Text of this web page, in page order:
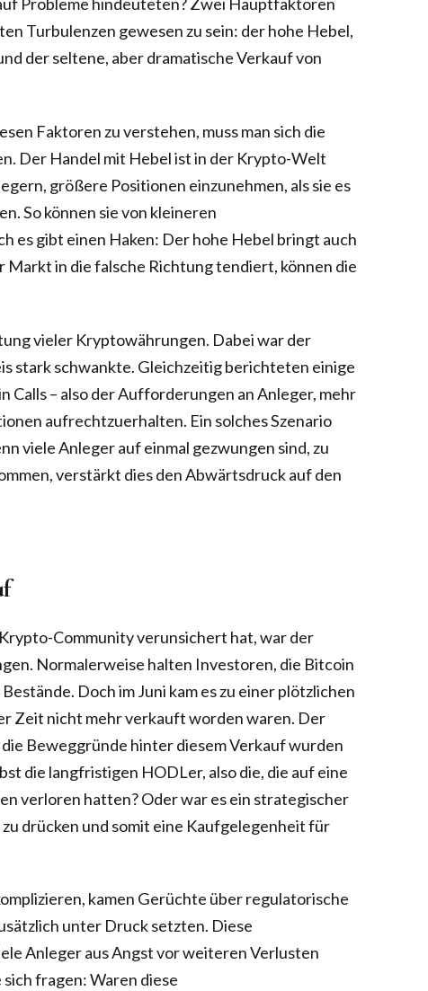
Turbulenzen gewesen zu sein: der hohe Hebel,
der seltene, aber dramatische Verkauf von
Faktoren zu verstehen, muss man sich die
Der Handel mit Hebel ist in der Krypto-Welt
größere Positionen einzunehmen, als sie es
So können sie von kleineren
es gibt einen Haken: Der hohe Hebel bringt auch
Markt in die falsche Richtung tendiert, können die
vieler Kryptowährungen. Dabei war der
stark schwankte. Gleichzeitig berichteten einige
Calls – also der Aufforderungen an Anleger, mehr
aufrechtzuerhalten. Ein solches Szenario
viele Anleger auf einmal gezwungen sind, zu
verstärkt dies den Abwärtsdruck auf den
Community verunsichert hat, war der
Normalerweise halten Investoren, die Bitcoin
Doch im Juni kam es zu einer plötzlichen
Zeit nicht mehr verkauft worden waren. Der
Beweggründe hinter diesem Verkauf wurden
die langfristigen HODLer, also die, die auf eine
verloren hatten? Oder war es ein strategischer
drücken und somit eine Kaufgelegenheit für
kamen Gerüchte über regulatorische
unter Druck setzten. Diese
Anleger aus Angst vor weiteren Verlusten
fragen: Waren diese